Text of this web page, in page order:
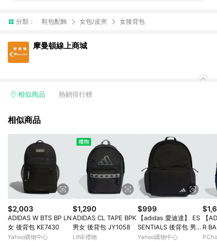
分類： 鞋包配飾 女包/皮夾 女後背包
摩曼頓線上商城
相似商品 熱銷排行榜
相似商品
$2,003
ADIDAS W BTS BP LN
女 後背包 KE7430
Yahoo購物中心
$1,290
ADIDAS CL TAPE BPK
男女 後背包 JY1058
LINE禮物
$999
【adidas 愛迪達】 ES
SENTIALS 後背包 男/
女 KA6766
Yahoo購物中心
【
R
包